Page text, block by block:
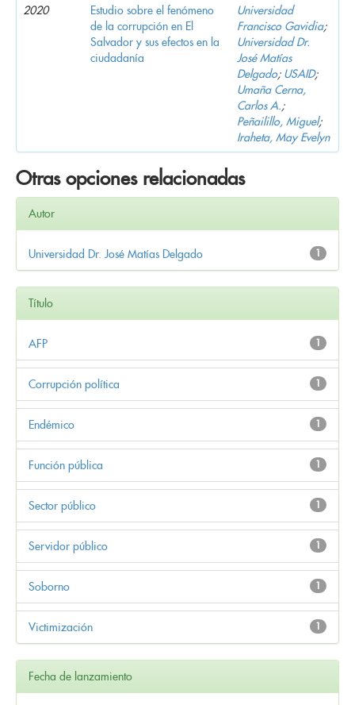
2020
Estudio sobre el fenómeno
de la corrupción en El
Salvador y sus efectos en la
ciudadanía
Universidad
Francisco Gavidia;
Universidad Dr.
José Matías
Delgado; USAID;
Umaña Cerna,
Carlos A.;
Peñailillo, Miguel;
Iraheta, May Evelyn
Otras opciones relacionadas
Autor
1
Universidad Dr. José Matías Delgado
Título
1
AFP
1
Corrupción política
1
Endémico
1
Función pública
1
Sector público
1
Servidor público
1
Soborno
1
Victimización
Fecha de lanzamiento